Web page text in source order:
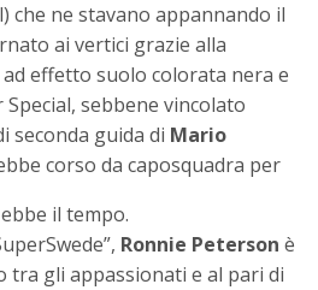
che ne stavano appannando il
ai vertici grazie alla
effetto suolo colorata nera e
sebbene vincolato
seconda guida di Mario
corso da caposquadra per
il tempo.
Ronnie Peterson è
tra gli appassionati e al pari di